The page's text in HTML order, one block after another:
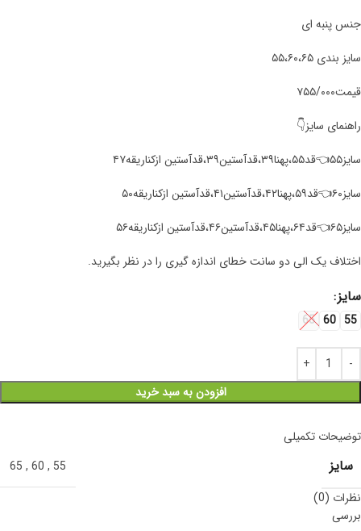
جنس پنبه ای
سایز بندی ۵۵،۶۰،۶۵
قیمت۷۵۵/۰۰۰
راهنمای سایز👇
سایز۵۵👈قد۵۵،پهنا۳۹،قدآستین۳۹،قدآستین ازکناریقه۴۷
سایز۶۰👈قد۵۹،پهنا۴۲،قدآستین۴۱،قدآستین ازکناریقه۵۰
سایز۶۵👈قد۶۴،پهنا۴۵،قدآستین۴۶،قدآستین ازکناریقه۵۶
اختلاف یک الی دو سانت خطای اندازه گیری را در نظر بگیرید.
سایز
55
60
65
افزودن به سبد خرید
توضیحات تکمیلی
سایز 55
,
60
,
65
نظرات (0)
بررسی